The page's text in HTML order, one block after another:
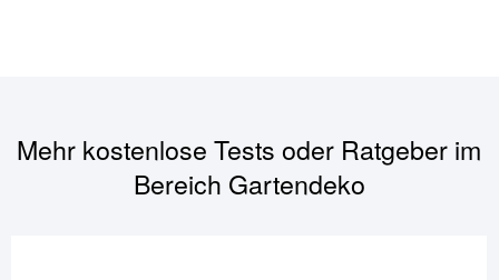
Mehr kostenlose Tests oder Ratgeber im
Bereich Gartendeko